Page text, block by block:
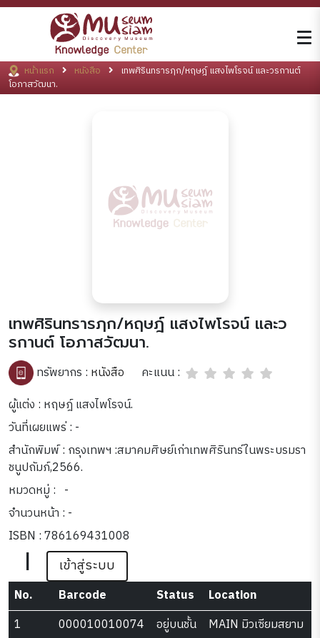
หน้าแรก หนังสือ
เทพศิรินทรารฦก/หฤษฎ์ แสงไพโรจน์ และวรกานต์
โอภาสวัฒนา.
เทพศิรินทรารฦก/หฤษฎ์ แสงไพโรจน์ และว
รกานต์ โอภาสวัฒนา.
ทรัพยากร : หนังสือ
คะแนน :
ผู้แต่ง : หฤษฎ์ แสงไพโรจน์.
วันที่เผยแพร่ : -
สำนักพิมพ์ : กรุงเทพฯ :สมาคมศิษย์เก่าเทพศิรินทร์ในพระบรมรา
ชนูปถัมภ์,2566.
หมวดหมู่ : -
จำนวนหน้า : -
ISBN : 786169431008
| เข้าสู่ระบบ
No. Barcode Status
Location
1
000010010074 อยู่บนชั้น
MAIN มิวเซียมสยาม